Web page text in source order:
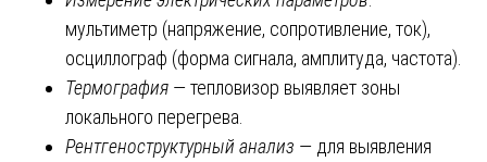
мультиметр (напряжение, сопротивление, ток),
осциллограф (форма сигнала, амплитуда, частота).
Термография — тепловизор выявляет зоны
локального перегрева.
Рентгеноструктурный анализ — для выявления